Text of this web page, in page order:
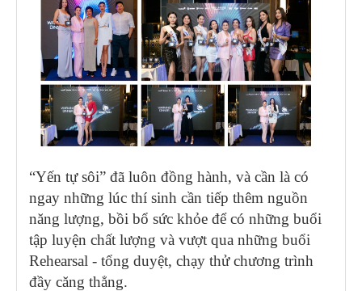
“Yến tự sôi” đã luôn đồng hành, và cần là có
ngay những lúc thí sinh cần tiếp thêm nguồn
năng lượng, bồi bổ sức khỏe để có những buổi
tập luyện chất lượng và vượt qua những buổi
Rehearsal - tổng duyệt, chạy thử chương trình
đầy căng thẳng.